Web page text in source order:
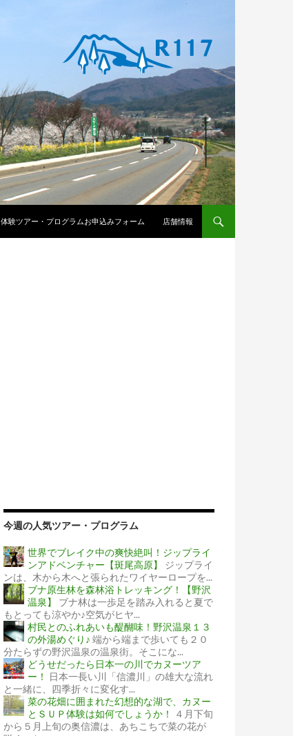
体験ツアー・プログラムお申込みフォーム 店舗情報
今週の人気ツアー・プログラム
世界でブレイク中の爽快絶叫！ジップライ
ンアドベンチャー【斑尾高原】
ジップライ
ンは、木から木へと張られたワイヤーロープを...
ブナ原生林を森林浴トレッキング！【野沢
温泉】
ブナ林は一歩足を踏み入れると夏で
もとっても涼やか♪空気がヒヤ...
村民とのふれあいも醍醐味！野沢温泉１３
の外湯めぐり♪ 端から端まで歩いても２０
分たらずの野沢温泉の温泉街。そこにな...
どうせだったら日本一の川でカヌーツア
ー！
日本一長い川「信濃川」の雄大な流れ
と一緒に、四季折々に変化す...
菜の花畑に囲まれた幻想的な湖で、カヌー
とＳＵＰ体験は如何でしょうか！
４月下旬
から５月上旬の奥信濃は、あちこちで菜の花が